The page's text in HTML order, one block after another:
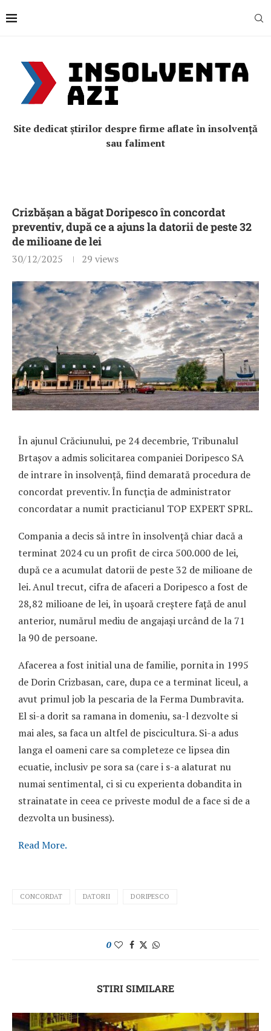
Site dedicat știrilor despre firme aflate în insolvență
sau faliment
Crizbășan a băgat Doripesco în concordat
preventiv, după ce a ajuns la datorii de peste 32
de milioane de lei
30/12/2025 29 views
În ajunul Crăciunului, pe 24 decembrie, Tribunalul
Brtașov a admis solicitarea companiei Doripesco SA
de intrare în insolvență, fiind demarată procedura de
concordat preventiv. În funcţia de administrator
concordatar a numit practicianul TOP EXPERT SPRL.
Compania a decis să intre în insolvență chiar dacă a
terminat 2024 cu un profit de circa 500.000 de lei,
după ce a acumulat datorii de peste 32 de milioane de
lei. Anul trecut, cifra de afaceri a Doripesco a fost de
28,82 milioane de lei, în ușoară creștere față de anul
anterior, numărul mediu de angajași urcând de la 71
la 90 de persoane.
Afacerea a fost initial una de familie, pornita in 1995
de Dorin Crizbasan, care, dupa ce a terminat liceul, a
avut primul job la pescaria de la Ferma Dumbravita.
El si-a dorit sa ramana in domeniu, sa-l dezvolte si
mai ales, sa faca un altfel de piscicultura. Si-a adus
langa el oameni care sa completeze ce lipsea din
ecuatie, inclusiv pe sora sa (care i s-a alaturat nu
numai sentimental, ci si cu experienta dobandita in
strainatate in ceea ce priveste modul de a face si de a
dezvolta un business).
Read More.
CONCORDAT DATORII DORIPESCO
0
STIRI SIMILARE